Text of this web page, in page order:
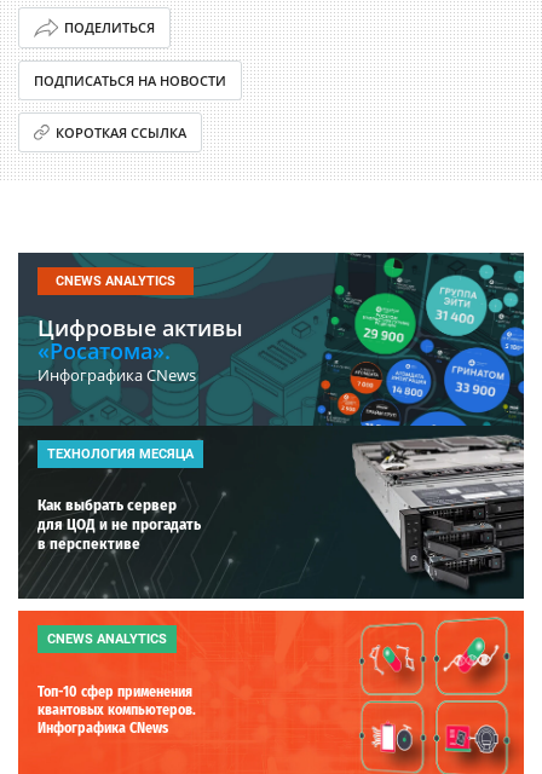
ПОДЕЛИТЬСЯ
ПОДПИСАТЬСЯ НА НОВОСТИ
КОРОТКАЯ ССЫЛКА
CNEWS ANALYTICS
Цифровые активы
«Росатома».
Инфографика CNews
ТЕХНОЛОГИЯ МЕСЯЦА
Как выбрать сервер
для ЦОД и не прогадать
в перспективе
CNEWS ANALYTICS
Топ-10 сфер применения
квантовых компьютеров.
Инфографика CNews